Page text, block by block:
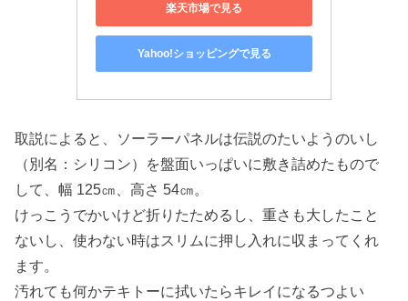
楽天市場で見る
Yahoo!ショッピングで見る
取説によると、ソーラーパネルは伝説のたいようのいし
（別名：シリコン）を盤面いっぱいに敷き詰めたもので
して、幅 125㎝、高さ 54㎝。
けっこうでかいけど折りたためるし、重さも大したこと
ないし、使わない時はスリムに押し入れに収まってくれ
ます。
汚れても何かテキトーに拭いたらキレイになるつよい